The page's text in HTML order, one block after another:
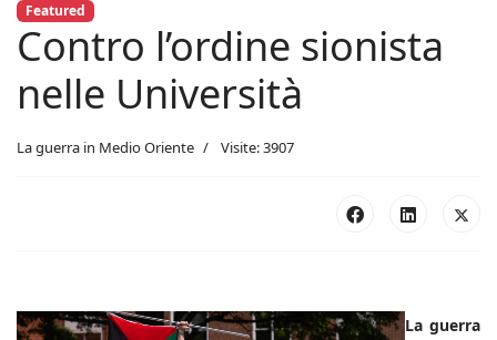
Featured
Contro l’ordine sionista
nelle Università
La guerra in Medio Oriente Visite: 3907
La guerra